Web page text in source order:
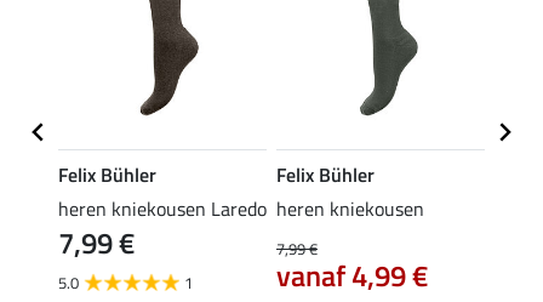
Felix Bühler
heren kniekousen Laredo
7,99 €
5.0 1
Felix Bühler
heren kniekousen
7,99 €
vanaf 4,99 €